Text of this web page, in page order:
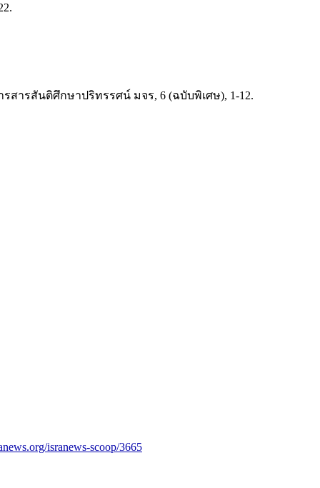
ารสันติศึกษาปริทรรศน์ มจร, 6 (ฉบับพิเศษ), 1-12.
isranews-scoop/3665